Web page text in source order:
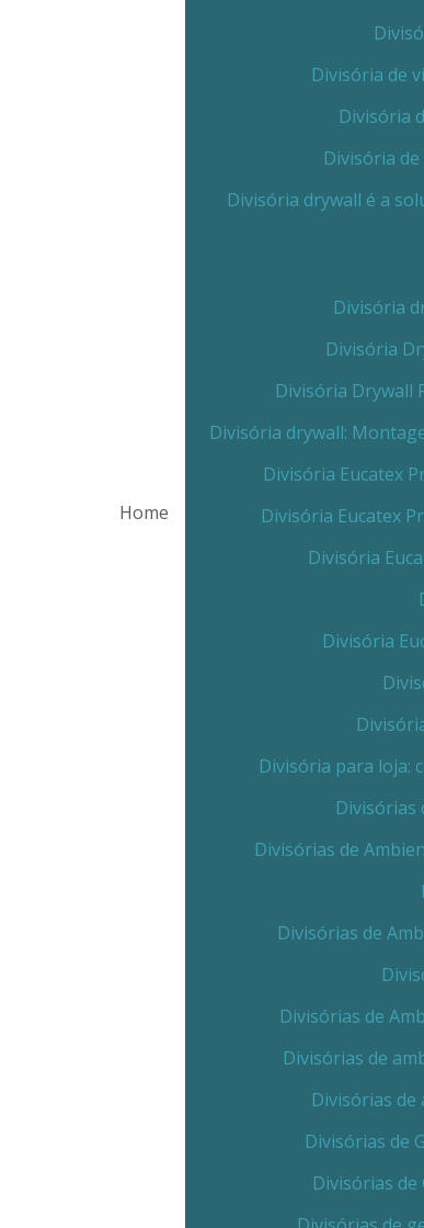
Home
Divisória de
Divisória
Divisória
Divisória drywall é a
Divisória
Divisória
Divisória Drywall
Divisória drywall:
Divisória Eucatex
Divisória Eucatex
Divisória
Divisória
Divisória para loja:
Divisórias
Divisórias de
Divisórias de
Divisórias de
Divisórias de
Divisórias
Divisórias de
Divisórias